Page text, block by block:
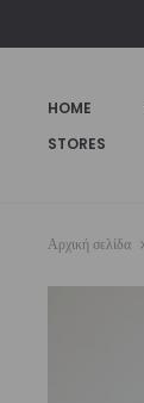
HOME
STORES
Αρχική σελίδα